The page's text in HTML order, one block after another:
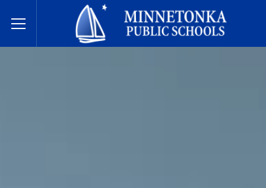
Toggle Menu
Minnetonka davlat maktablari